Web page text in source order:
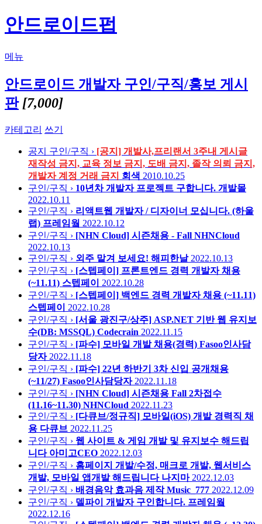
안드로이드펍
메뉴
안드로이드 개발자 구인/구직/홍보 게시
판 [7,000]
카테고리 쓰기
공지 구인/구직 › [공지] 개발사,프리랜서 3주내 게시글
재작성 금지, 교육 정보 금지, 도배 금지, 졸작 의뢰 금지,
개발자 계정 거래 금지 회색 2010.10.25
구인/구직 › 10년차 개발자 프로젝트 구합니다. 개발몰
2022.10.11
구인/구직 › 리액트웹 개발자 / 디자이너 모십니다. (하울
랩) 프레임웤 2022.10.12
구인/구직 › [NHN Cloud] 시즌채용 - Fall NHNCloud
2022.10.13
구인/구직 › 외주 맡겨 보세요! 해피한날 2022.10.13
구인/구직 › [스텝페이] 프론트엔드 경력 개발자 채용
(~11.11) 스텝페이
2022.10.28
구인/구직 › [스텝페이] 백엔드 경력 개발자 채용 (~11.11)
스텝페이
2022.10.28
구인/구직 › [서울 광진구/상주] ASP.NET 기반 웹 유지보
수(DB: MSSQL) Codecrain 2022.11.15
구인/구직 › [파수] 모바일 개발 채용(경력) Fasoo인사담
당자 2022.11.18
구인/구직 › [파수] 22년 하반기 3차 신입 공개채용
(~11/27) Fasoo인사담당자 2022.11.18
구인/구직 › [NHN Cloud] 시즌채용 Fall 2차접수
(11.16~11.30) NHNCloud 2022.11.23
구인/구직 › [다큐브/정규직] 모바일(iOS) 개발 경력직 채
용 다큐브 2022.11.25
구인/구직 › 웹 사이트 & 게임 개발 및 유지보수 해드립
니다 아미고CEO 2022.12.03
구인/구직 › 홈페이지 개발/수정, 매크로 개발, 웹서비스
개발, 모바일 앱개발 해드립니다 나지마 2022.12.03
구인/구직 › 배경음악 효과음 제작 Music_777 2022.12.09
구인/구직 › 델파이 개발자 구인합니다. 프레임웤
2022.12.16